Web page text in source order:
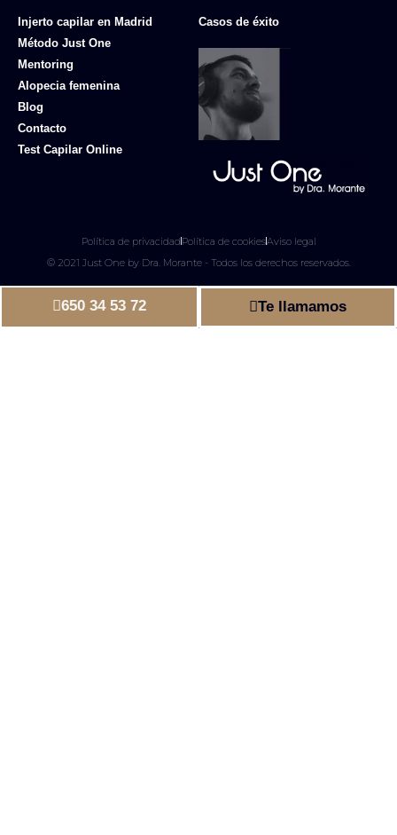
Injerto capilar en Madrid
Método Just One
Mentoring
Alopecia femenina
Blog
Contacto
Test Capilar Online
Casos de éxito
Política de privacidadPolítica de cookiesAviso legal
© 2021 Just One by Dra. Morante - Todos los derechos reservados.
650 34 53 72 Te llamamos